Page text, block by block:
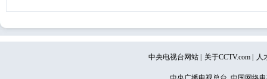
中央电视台网站 关于CCTV.com 人